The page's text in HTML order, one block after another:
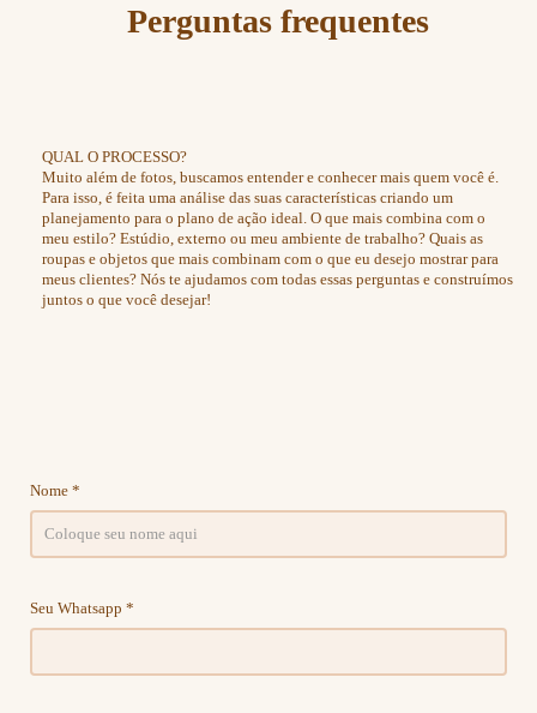
Perguntas frequentes
QUAL O PROCESSO?
Muito além de fotos, buscamos entender e conhecer mais quem você é.
Para isso, é feita uma análise das suas características criando um
planejamento para o plano de ação ideal. O que mais combina com o
meu estilo? Estúdio, externo ou meu ambiente de trabalho? Quais as
roupas e objetos que mais combinam com o que eu desejo mostrar para
meus clientes? Nós te ajudamos com todas essas perguntas e construímos
juntos o que você desejar!
Nome *
Seu Whatsapp *